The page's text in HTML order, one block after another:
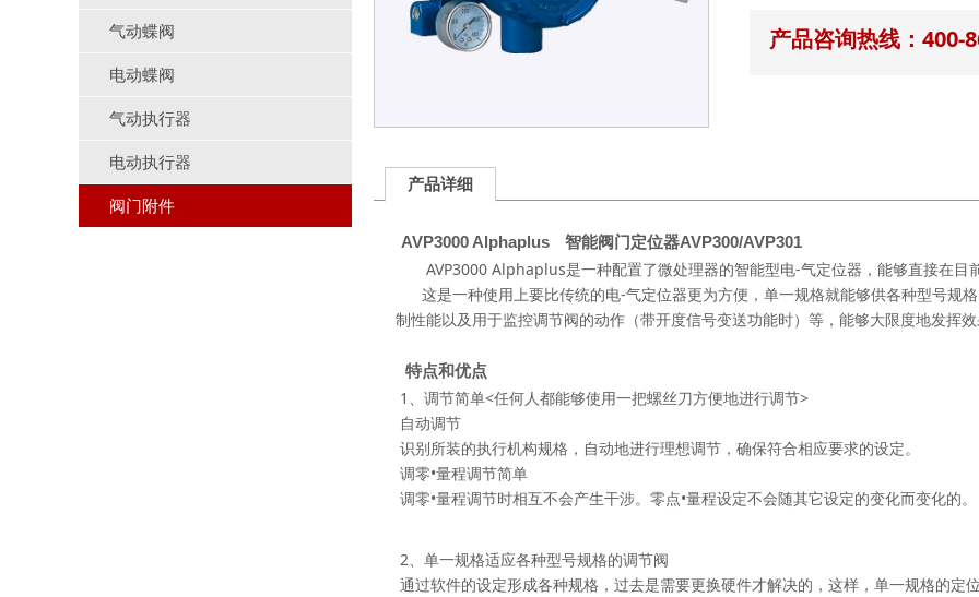
气动蝶阀
电动蝶阀
气动执行器
电动执行器
阀门附件
产品咨询热线：400-
产品详细
AVP3000 Alphaplus 智能阀门定位器AVP300/AVP301
AVP3000 Alphaplus是一种配置了微处理器的智能型电-气定位器，能够直接在目
这是一种使用上要比传统的电-气定位器更为方便，单一规格就能够供各种型号规
制性能以及用于监控调节阀的动作（带开度信号变送功能时）等，能够大限度地发挥效
特点和优点
1、 调节简单<任何人都能够使用一把螺丝刀方便地进行调节>
自动调节
识别所装的执行机构规格，自动地进行理想调节，确保符合相应要求的设定。
调零•量程调节简单
调零•量程调节时相互不会产生干涉。零点•量程设定不会随其它设定的变化而变化的。
2、 单一规格适应各种型号规格的调节阀
通过软件的设定形成各种规格，过去是需要更换硬件才解决的，这样，单一规格的定